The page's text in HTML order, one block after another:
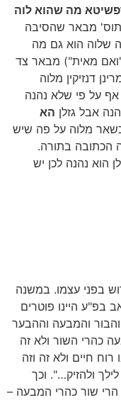
מה שהוא לוה
מבאר שהסיבה
שלוה הוא גם מה
מאית") מבאר צד
דנזיקין מלוה
על פי שלא נהנה
אבל גזלן הא
כשאר מלוה על פה שיש
הכתובה בתורה.
הוא נהנה לכן יש
בפני עצמו. במשנה
בפ"ע היינו פוטרים
והמבעה וההבער
כהרי השור ולא זה
חיים ולא זה וזה
ולהזיק…". וכך
שור כהרי המבעה –